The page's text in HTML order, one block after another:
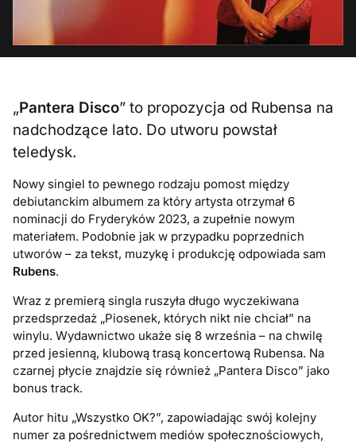
„Pantera Disco” to propozycja od Rubensa na
nadchodzące lato. Do utworu powstał
teledysk.
Nowy singiel to pewnego rodzaju pomost między
debiutanckim albumem za który artysta otrzymał 6
nominacji do Fryderyków 2023, a zupełnie nowym
materiałem. Podobnie jak w przypadku poprzednich
utworów – za tekst, muzykę i produkcję odpowiada sam
Rubens.
Wraz z premierą singla ruszyła długo wyczekiwana
przedsprzedaż „Piosenek, których nikt nie chciał” na
winylu. Wydawnictwo ukaże się 8 września – na chwilę
przed jesienną, klubową trasą koncertową Rubensa. Na
czarnej płycie znajdzie się również „Pantera Disco” jako
bonus track.
Autor hitu „Wszystko OK?”, zapowiadając swój kolejny
numer za pośrednictwem mediów społecznościowych,